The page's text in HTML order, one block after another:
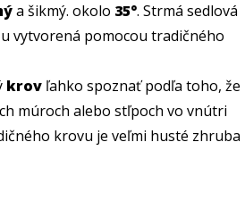
a šikmý. okolo 35°. Strmá sedlová
vytvorená pomocou tradičného
krov ľahko spoznať podľa toho, že
múroch alebo stľpoch vo vnútri
krovu je veľmi husté zhruba